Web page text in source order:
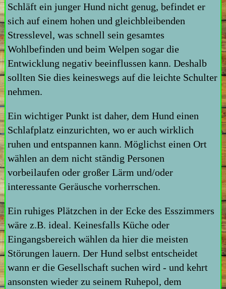
Schläft ein junger Hund nicht genug, befindet er
sich auf einem hohen und gleichbleibenden
Stresslevel, was schnell sein gesamtes
Wohlbefinden und beim Welpen sogar die
Entwicklung negativ beeinflussen kann. Deshalb
sollten Sie dies keineswegs auf die leichte Schulter
nehmen.
Ein wichtiger Punkt ist daher, dem Hund einen
Schlafplatz einzurichten, wo er auch wirklich
ruhen und entspannen kann. Möglichst einen Ort
wählen an dem nicht ständig Personen
vorbeilaufen oder großer Lärm und/oder
interessante Geräusche vorherrschen.
Ein ruhiges Plätzchen in der Ecke des Esszimmers
wäre z.B. ideal. Keinesfalls Küche oder
Eingangsbereich wählen da hier die meisten
Störungen lauern. Der Hund selbst entscheidet
wann er die Gesellschaft suchen wird - und kehrt
ansonsten wieder zu seinem Ruhepol, dem